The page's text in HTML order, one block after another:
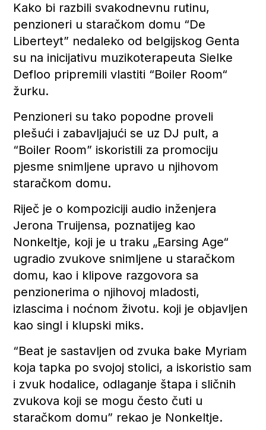
Kako bi razbili svakodnevnu rutinu,
penzioneri u staračkom domu “De
Liberteyt” nedaleko od belgijskog Genta
su na inicijativu muzikoterapeuta Sielke
Defloo pripremili vlastiti “Boiler Room“
žurku.
Penzioneri su tako popodne proveli
plešući i zabavljajući se uz DJ pult, a
“Boiler Room” iskoristili za promociju
pjesme snimljene upravo u njihovom
staračkom domu.
Riječ je o kompoziciji audio inženjera
Jerona Truijensa, poznatijeg kao
Nonkeltje, koji je u traku „Earsing Age“
ugradio zvukove snimljene u staračkom
domu, kao i klipove razgovora sa
penzionerima o njihovoj mladosti,
izlascima i noćnom životu. koji je objavljen
kao singl i klupski miks.
“Beat je sastavljen od zvuka bake Myriam
koja tapka po svojoj stolici, a iskoristio sam
i zvuk hodalice, odlaganje štapa i sličnih
zvukova koji se mogu često čuti u
staračkom domu” rekao je Nonkeltje.